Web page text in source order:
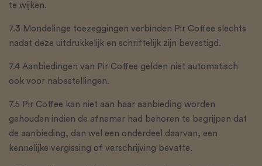
te wijken.
7.3 Mondelinge toezeggingen verbinden Pir Coffee slechts
nadat deze uitdrukkelijk en schriftelijk zijn bevestigd.
7.4 Aanbiedingen van Pir Coffee gelden niet automatisch
ook voor nabestellingen.
7.5 Pir Coffee kan niet aan haar aanbieding worden
gehouden indien de afnemer had behoren te begrijpen dat
de aanbieding, dan wel een onderdeel daarvan, een
kennelijke vergissing of verschrijving bevatte.